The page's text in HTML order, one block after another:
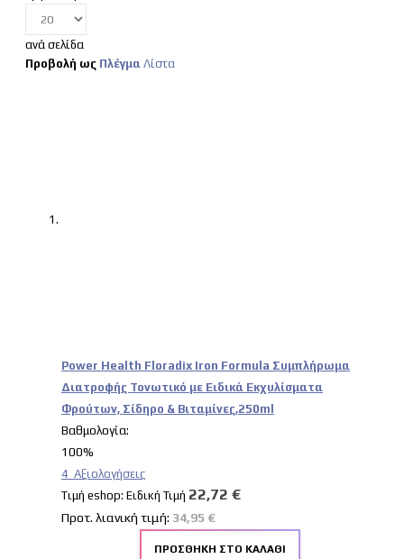
ανά σελίδα
Προβολή ως Πλέγμα Λίστα
Power Health Floradix Iron Formula Συμπλήρωμα
Διατροφής Τονωτικό με Ειδικά Εκχυλίσματα
Φρούτων, Σίδηρο & Βιταμίνες,250ml
Βαθμολογία:
100%
4 Αξιολογήσεις
Tιμή eshop: Ειδική Τιμή 22,72 €
Προτ. λιανική τιμή: 34,95 €
ΠΡΟΣΘΉΚΗ ΣΤΟ ΚΑΛΆΘΙ